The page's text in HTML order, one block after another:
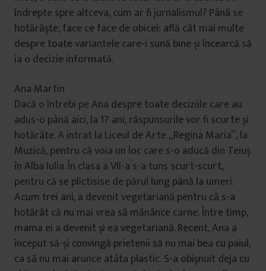
îndrepte spre altceva, cum ar fi jurnalismul? Până se
hotărăște, face ce face de obicei: află cât mai multe
despre toate variantele care-i sună bine și încearcă să
ia o decizie informată.
Ana Martin
Dacă o întrebi pe Ana despre toate deciziile care au
adus-o până aici, la 17 ani, răspunsurile vor fi scurte și
hotărâte. A intrat la Liceul de Arte „Regina Maria”, la
Muzică, pentru că voia un loc care s-o aducă din Teiuș
în Alba Iulia. În clasa a VII-a s-a tuns scurt-scurt,
pentru că se plictisise de părul lung până la umeri.
Acum trei ani, a devenit vegetariană pentru că s-a
hotărât că nu mai vrea să mănânce carne. Între timp,
mama ei a devenit și ea vegetariană. Recent, Ana a
început să-și convingă prietenii să nu mai bea cu paiul,
ca să nu mai arunce atâta plastic. S-a obișnuit deja cu